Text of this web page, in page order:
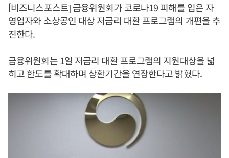
[비즈니스포스트] 금융위원회가 코로나19 피해를 입은 자
영업자와 소상공인 대상 저금리 대환 프로그램의 개편을 추
진한다.
금융위원회는 1일 저금리 대환 프로그램의 지원대상을 넓
히고 한도를 확대하며 상환기간을 연장한다고 밝혔다.